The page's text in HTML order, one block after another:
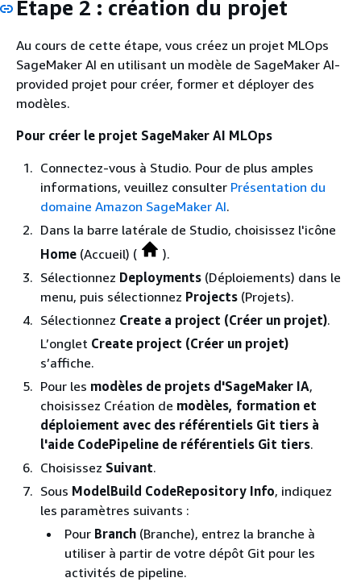
Étape 2 : création du projet
Au cours de cette étape, vous créez un projet MLOps
SageMaker AI en utilisant un modèle de SageMaker AI-
provided projet pour créer, former et déployer des
modèles.
Pour créer le projet SageMaker AI MLOps
Connectez-vous à Studio. Pour de plus amples
informations, veuillez consulter Présentation du
domaine Amazon SageMaker AI.
Dans la barre latérale de Studio, choisissez l'icône
Home (Accueil) (
).
Sélectionnez Deployments (Déploiements) dans le
menu, puis sélectionnez Projects (Projets).
Sélectionnez Create a project (Créer un projet).
L’onglet Create project (Créer un projet)
s’affiche.
Pour les modèles de projets d'SageMaker IA,
choisissez Création de modèles, formation et
déploiement avec des référentiels Git tiers à
l'aide CodePipeline de référentiels Git tiers.
Choisissez Suivant.
Sous ModelBuild CodeRepository Info, indiquez
les paramètres suivants :
Pour Branch (Branche), entrez la branche à
utiliser à partir de votre dépôt Git pour les
activités de pipeline.